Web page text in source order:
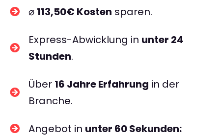
⌀ 113,50€ Kosten sparen.
Express-Abwicklung in unter 24
Stunden.
Über 16 Jahre Erfahrung in der
Branche.
Angebot in unter 60 Sekunden: